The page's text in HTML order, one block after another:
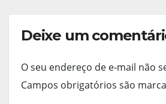
Deixe um
O seu endereço de e-mail não
Campos obrigatórios são